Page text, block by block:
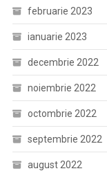
februarie 2023
ianuarie 2023
decembrie 2022
noiembrie 2022
octombrie 2022
septembrie 2022
august 2022